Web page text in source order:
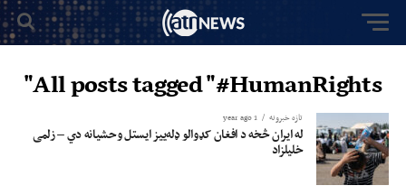
All posts tagged "#HumanRights"
تازه خبرونه 1 year ago
له ایران څخه د افغان کډوالو ډله‌ییز ایستل وحشیانه دي – زلمی
خلیلزاد